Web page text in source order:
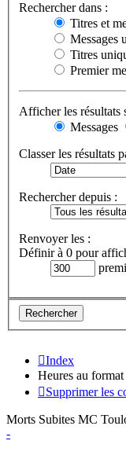
Rechercher dans :
Titres et
Messages
Titres
Premier
Afficher les résultats
Messages
Classer les résultats
Rechercher depuis :
Renvoyer les :
Définir à 0 pour
Index
Heures au format
Supprimer les
Morts Subites MC
-